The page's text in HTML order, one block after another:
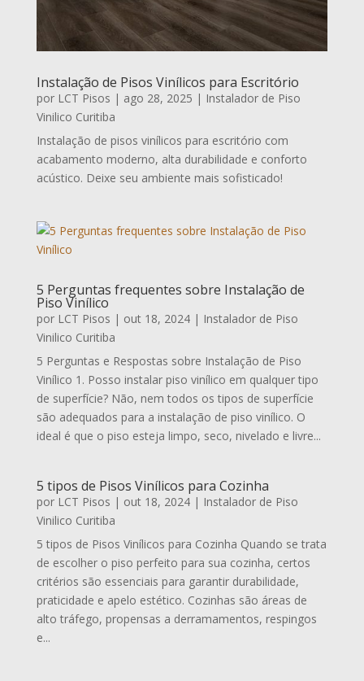
Instalação de Pisos Vinílicos para Escritório
por LCT Pisos | ago 28, 2025 | Instalador de Piso
Vinilico Curitiba
Instalação de pisos vinílicos para escritório com
acabamento moderno, alta durabilidade e conforto
acústico. Deixe seu ambiente mais sofisticado!
5 Perguntas frequentes sobre Instalação de
Piso Vinílico
por LCT Pisos | out 18, 2024| Instalador de Piso
Vinilico Curitiba
5 Perguntas e Respostas sobre Instalação de Piso
Vinílico 1. Posso instalar piso vinílico em qualquer tipo
de superfície? Não, nem todos os tipos de superfície
são adequados para a instalação de piso vinílico. O
ideal é que o piso esteja limpo, seco, nivelado e livre...
5 tipos de Pisos Vinílicos para Cozinha
por LCT Pisos | out 18, 2024| Instalador de Piso
Vinilico Curitiba
5 tipos de Pisos Vinílicos para Cozinha Quando se trata
de escolher o piso perfeito para sua cozinha, certos
critérios são essenciais para garantir durabilidade,
praticidade e apelo estético. Cozinhas são áreas de
alto tráfego, propensas a derramamentos, respingos
e...